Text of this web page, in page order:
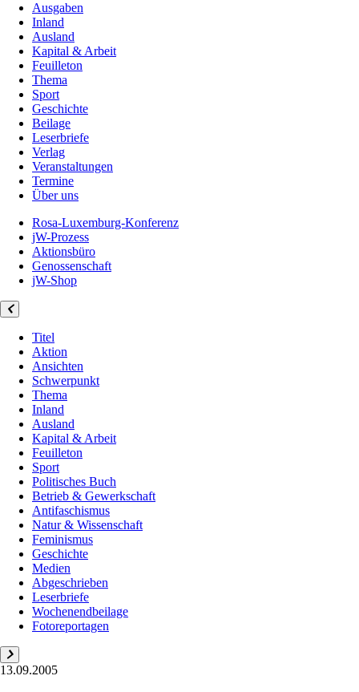
Ausgaben
Inland
Ausland
Kapital & Arbeit
Feuilleton
Thema
Sport
Geschichte
Beilage
Leserbriefe
Verlag
Veranstaltungen
Termine
Über uns
Rosa-Luxemburg-Konferenz
jW-Prozess
Aktionsbüro
Genossenschaft
jW-Shop
Titel
Aktion
Ansichten
Schwerpunkt
Thema
Inland
Ausland
Kapital & Arbeit
Feuilleton
Sport
Politisches Buch
Betrieb & Gewerkschaft
Antifaschismus
Natur & Wissenschaft
Feminismus
Geschichte
Medien
Abgeschrieben
Leserbriefe
Wochenendbeilage
Fotoreportagen
13.09.2005